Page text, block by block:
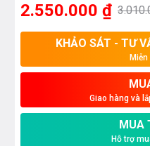
2.550.000 ₫
KHẢO SÁT - TƯ
Giao hàng và
MUA
Hỗ trợ